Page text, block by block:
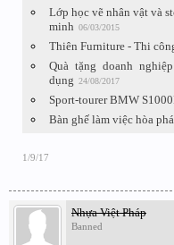
Lớp học vẽ nhân vật và
minh 06/03/2015
Thiên Furniture - Thi
Quà tặng doanh
dụng 24/08/2017
Sport-tourer BMW
Bàn ghế làm việc hòa
1/9/17
Nhựa Việt Pháp
Banned